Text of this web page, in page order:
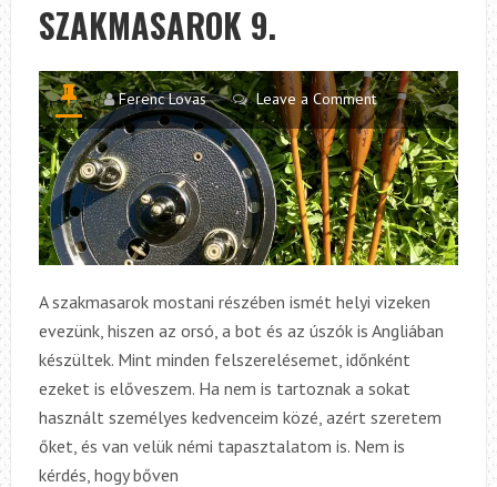
SZAKMASAROK 9.
Ferenc Lovas Leave a Comment
A szakmasarok mostani részében ismét helyi vizeken
evezünk, hiszen az orsó, a bot és az úszók is Angliában
készültek. Mint minden felszerelésemet, időnként
ezeket is előveszem. Ha nem is tartoznak a sokat
használt személyes kedvenceim közé, azért szeretem
őket, és van velük némi tapasztalatom is. Nem is
kérdés, hogy bőven